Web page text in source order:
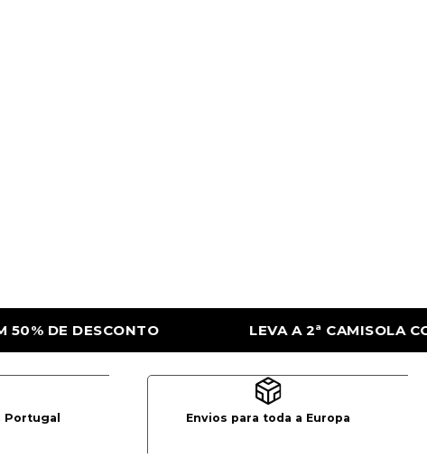
2ª CAMISOLA COM 50% DE DESCONTO
Envios para toda a Europa